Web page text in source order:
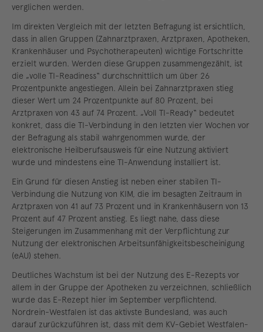
verglichen werden.
Im direkten Vergleich mit der letzten Befragung ist ersichtlich,
dass in allen Gruppen (Zahnarztpraxen, Arztpraxen, Apotheken,
Krankenhäuser und Psychotherapeuten) wichtige Fortschritte
erzielt wurden. Werden diese Gruppen zusammengezählt, ist
die „volle TI-Readiness“ durchschnittlich um über 26
Prozentpunkte angestiegen. Allein bei Zahnarztpraxen stieg
dieser Wert um 24 Prozentpunkte auf 80 Prozent, bei
Arztpraxen von 43 auf 74 Prozent. „Voll TI-Ready“ bedeutet
konkret, dass die TI-Verbindung in den letzten vier Wochen vor
der Befragung als stabil wahrgenommen wurde, der
elektronische Heilberufsausweis für eine Nutzung aktiviert
wurde und mindestens eine TI-Anwendung installiert ist.
Ein Grund für diesen Anstieg ist neben einer stabilen TI-
Verbindung die Nutzung von KIM, die im besagten Zeitraum in
Arztpraxen von 41 auf 73 Prozent und in Krankenhäusern von 13
Prozent auf 47 Prozent anstieg. Es liegt nahe, dass diese
Steigerungen im Zusammenhang mit der Verpflichtung zur
Nutzung der elektronischen Arbeitsunfähigkeitsbescheinigung
(eAU) stehen.
Deutliches Wachstum ist bei der Nutzung des E-Rezepts vor
allem in der Gruppe der Apotheken zu verzeichnen, schließlich
wurde das E-Rezept hier im September verpflichtend.
Nordrein-Westfalen ist das aktivste Bundesland, was auch
darauf zurückzuführen ist, dass mit dem KV-Gebiet Westfalen-